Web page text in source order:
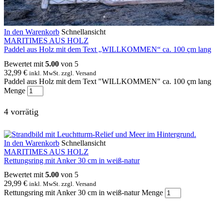
In den Warenkorb Schnellansicht
MARITIMES AUS HOLZ
Paddel aus Holz mit dem Text „WILLKOMMEN“ ca. 100 çm lang
Bewertet mit 5.00 von 5
32,99 € inkl. MwSt. zzgl. Versand
Paddel aus Holz mit dem Text "WILLKOMMEN" ca. 100 çm lang
Menge
4 vorrätig
In den Warenkorb Schnellansicht
MARITIMES AUS HOLZ
Rettungsring mit Anker 30 cm in weiß-natur
Bewertet mit 5.00 von 5
29,99 € inkl. MwSt. zzgl. Versand
Rettungsring mit Anker 30 cm in weiß-natur Menge